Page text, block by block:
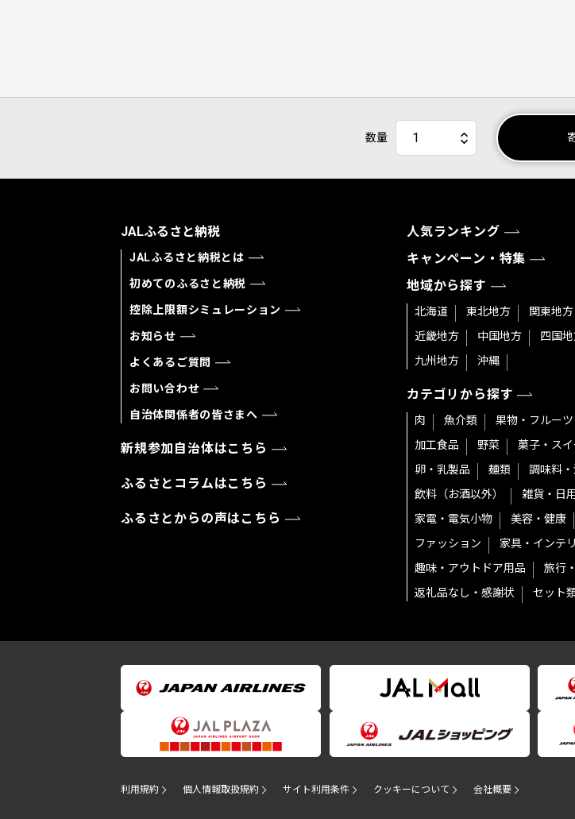
数量
JALふるさと納税
JALふるさと納税とは
初めてのふるさと納税
控除上限額シミュレーション
お知らせ
よくあるご質問
お問い合わせ
自治体関係者の皆さまへ
新規参加自治体はこちら
ふるさとコラムはこちら
ふるさとからの声はこちら
人気ランキング
キャンペーン・特集
地域から探す
北海道 東北地方 関東地方
近畿地方
中国地方
四国
九州地方
沖縄
カテゴリから探す
肉 魚介類 果物・フルーツ
加工食品
野菜
菓子・ス
卵・乳製品
麺類 調味料・
飲料（お酒以外）
雑貨・日
家電・電気小物
美容・健康
ファッション
家具・インテ
趣味・アウトドア用品
旅行
返礼品なし・感謝状
セット
利用規約 個人情報取扱規約 サイト利用条件 クッキーについて 会社概要